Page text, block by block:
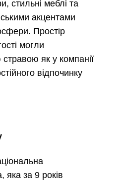
стильні меблі та
акцентами
Простір
могли
як у компанії
відпочинку
за 9 років